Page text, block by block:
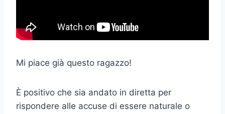
Mi piace già questo ragazzo!
È positivo che sia andato in diretta per
rispondere alle accuse di essere naturale o